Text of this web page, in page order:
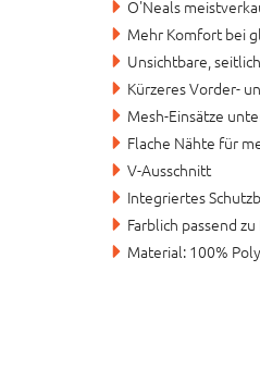
O'Neals
Mehr Komfort bei
Unsichtbare,
Kürzeres Vorder-
Mesh-Einsätze
Flache Nähte für
V-Ausschnitt
Integriertes
Farblich passend
Material: 100%